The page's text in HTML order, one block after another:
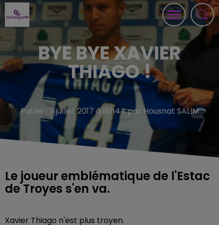
BYE BYE XAVIER
THIAGO !
Publié : 7 juillet 2017 à 16h44 par Housnat SALIM
Le joueur emblématique de l'Estac
de Troyes s'en va.
Xavier Thiago n'est plus troyen.